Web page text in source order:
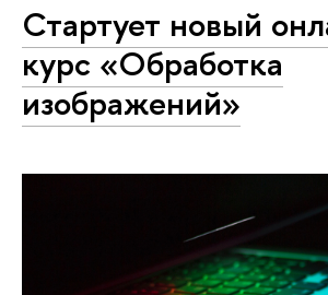
Стартует новый
курс «Обработка
изображений»